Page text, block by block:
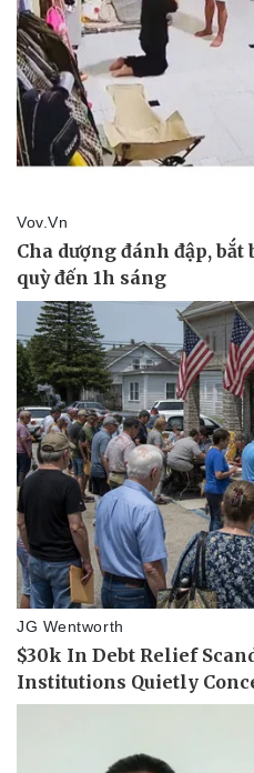
Pháp luật
Vụ án
Tin nóng
Tư vấn luật